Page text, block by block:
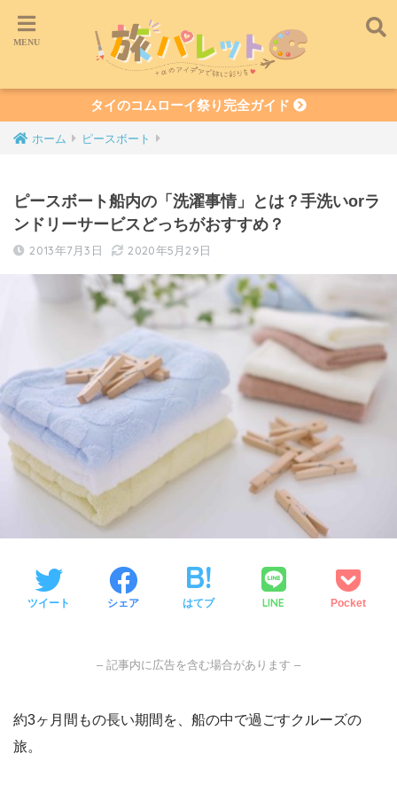
タイのコムローイ祭り完全ガイド
ホーム ピースボート
ピースボート船内の「洗濯事情」とは？手洗いorラ
ンドリーサービスどっちがおすすめ？
2013年7月3日 2020年5月29日
ツイート シェア はてブ LINE Pocket
– 記事内に広告を含む場合があります –
約3ヶ月間もの長い期間を、船の中で過ごすクルーズの
旅。